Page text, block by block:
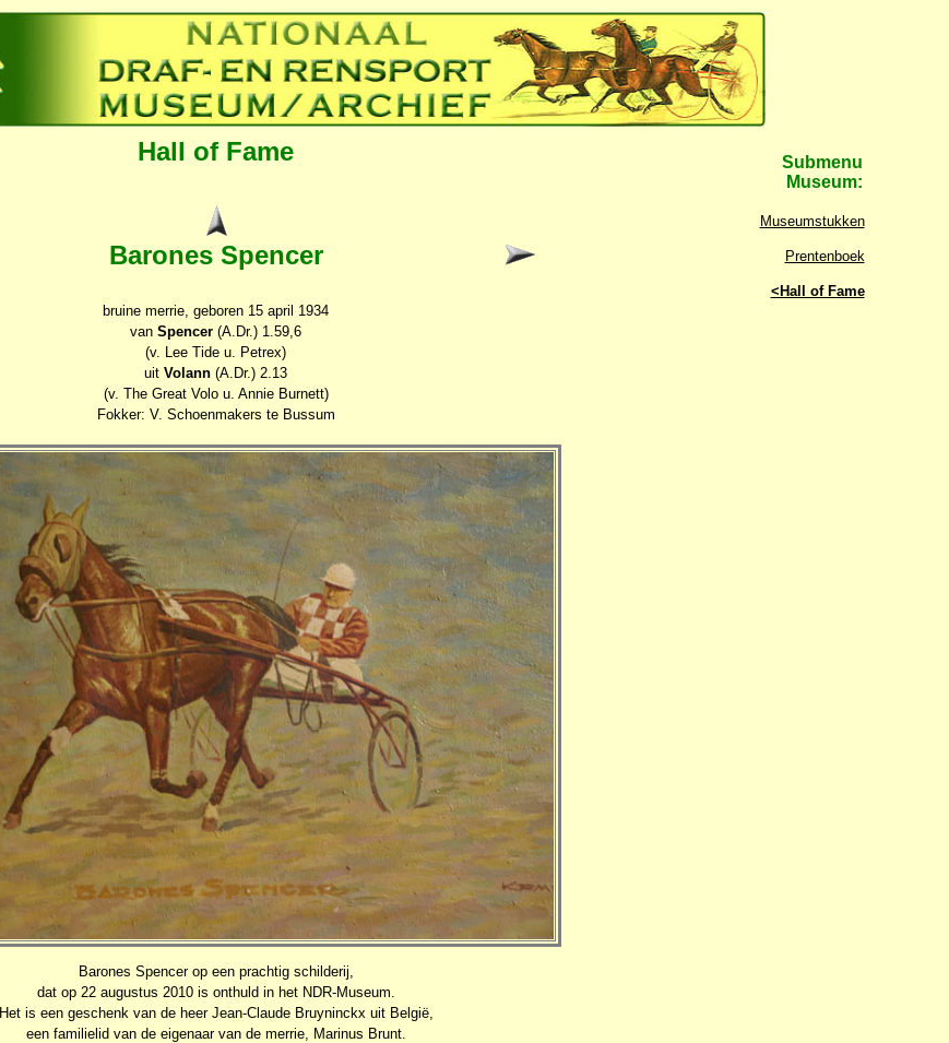
Hall of Fame
Barones Spencer
bruine merrie, geboren 15 april 1934
van Spencer (A.Dr.) 1.59,6
(v. Lee Tide u. Petrex)
uit Volann (A.Dr.) 2.13
(v. The Great Volo u. Annie Burnett)
Fokker: V. Schoenmakers te Bussum
Barones Spencer op een prachtig schilderij,
dat op 22 augustus 2010 is onthuld in het NDR-Museum.
Het is een geschenk van de heer Jean-Claude Bruyninckx uit België,
een familielid van de eigenaar van de merrie, Marinus Brunt.
Submenu
Museum:
Museumstukken
Prentenboek
<Hall of Fame